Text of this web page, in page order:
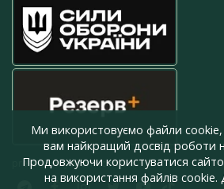
press@armyinform.com.ua
Ми використовуємо файли
вам найкращий досвід роботи
Продовжуючи користуватися
на використання файлів cookie.